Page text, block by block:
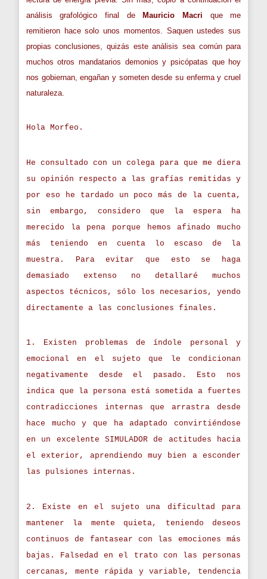
análisis grafológico final deMauricio Macri que me
remitieron hace solo unos momentos. Saquen ustedes sus
propias conclusiones, quizás este análisis sea común para
muchos otros mandatarios demonios y psicópatas que hoy
nos gobiernan, engañan y someten desde su enferma y cruel
naturaleza.
Hola Morfeo.
He consultado con un colega para que me diera
su opinión respecto a las grafías remitidas y
por eso he tardado un poco más de la cuenta,
sin embargo, considero que la espera ha
merecido la pena porque hemos afinado mucho
más teniendo en cuenta lo escaso de la
muestra. Para evitar que esto se haga
demasiado extenso no detallaré muchos
aspectos técnicos, sólo los necesarios, yendo
directamente a las conclusiones finales.
1. Existen problemas de índole personal y
emocional en el sujeto que le condicionan
negativamente desde el pasado. Esto nos
indica que la persona está sometida a fuertes
contradicciones internas que arrastra desde
hace mucho y que ha adaptado convirtiéndose
en un excelente SIMULADOR de actitudes hacia
el exterior, aprendiendo muy bien a esconder
las pulsiones internas.
2. Existe en el sujeto una dificultad para
mantener la mente quieta, teniendo deseos
continuos de fantasear con las emociones más
bajas. Falsedad en el trato con las personas
cercanas, mente rápida y variable, tendencia